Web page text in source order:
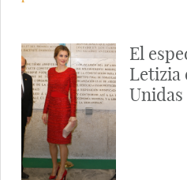
El
Letizia
Unidas